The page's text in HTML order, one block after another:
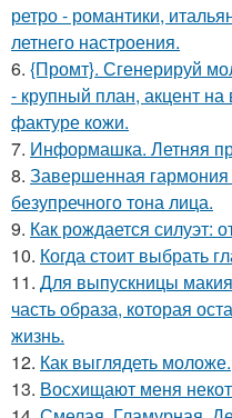
ретро - романтики,
летнего настроения.
6. {Промт}. Сгенерируй
- крупный план, акцент
фактуре кожи.
7. Информашка. Летняя
8. Завершенная гармония
безупречного тона лица.
9. Как рождается силуэт:
10. Когда стоит выбрать
11. Для выпускницы
часть образа, которая
жизнь.
12. Как выглядеть моложе.
13. Восхищают меня